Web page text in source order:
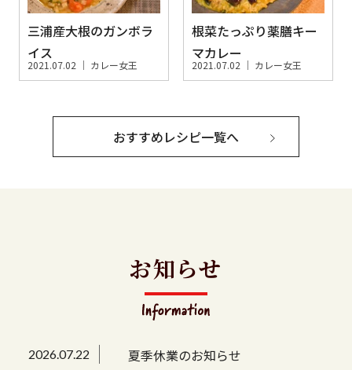
三浦産大根のガンボラ
イス
2021.07.02 ｜ カレー女王
根菜たっぷり薬膳キー
マカレー
2021.07.02 ｜ カレー女王
おすすめレシピ一覧へ
お知らせ
2026.07.22 夏季休業のお知らせ